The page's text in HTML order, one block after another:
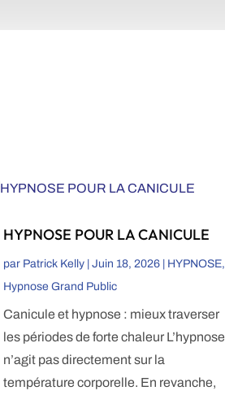
HYPNOSE POUR LA CANICULE
par Patrick Kelly| Juin 18, 2026| HYPNOSE,
Hypnose Grand Public
Canicule et hypnose : mieux traverser
les périodes de forte chaleur L’hypnose
n’agit pas directement sur la
température corporelle. En revanche,